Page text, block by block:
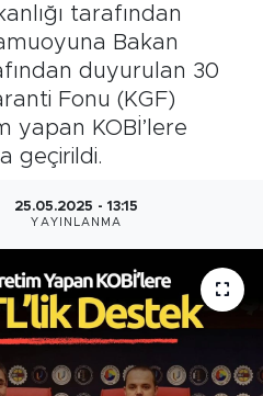
tarafından
Bakan
duyurulan 30
Fonu (KGF)
yapan KOBİ’lere
geçirildi.
25.05.2025 - 13:15
YAYINLANMA